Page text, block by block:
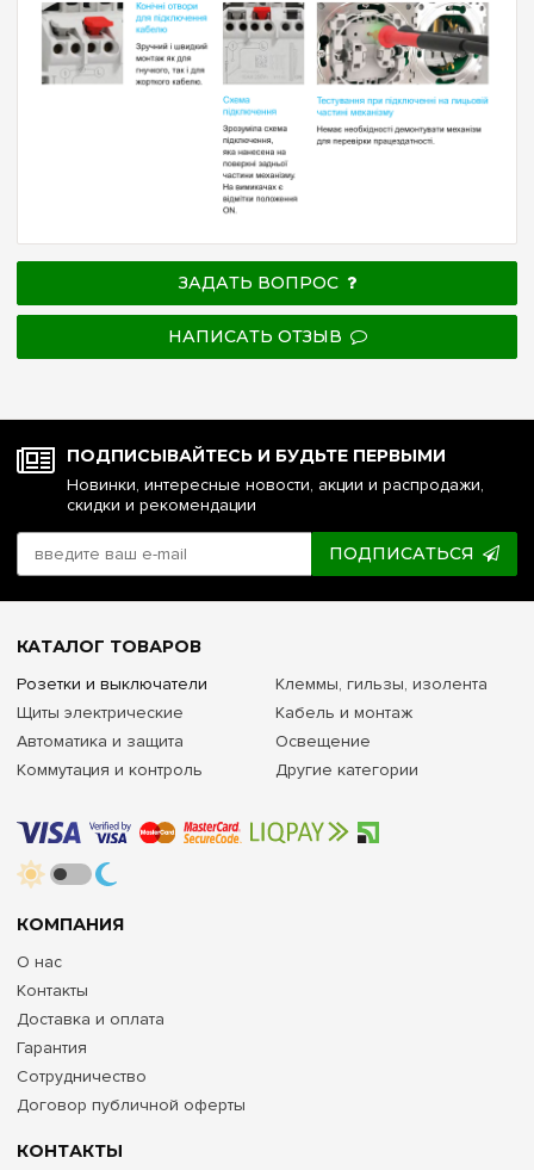
ЗАДАТЬ ВОПРОС
НАПИСАТЬ ОТЗЫВ
ПОДПИСЫВАЙТЕСЬ И БУДЬТЕ ПЕРВЫМИ
Новинки, интересные новости, акции и распродажи,
скидки и рекомендации
ПОДПИСАТЬСЯ
КОНТАКТЫ
КОМПАНИЯ
О нас
Контакты
Доставка и оплата
Гарантия
Сотрудничество
Договор публичной оферты
КАТАЛОГ ТОВАРОВ
Розетки и выключатели
Щиты электрические
Автоматика и защита
Коммутация и контроль
Клеммы, гильзы, изолента
Кабель и монтаж
Освещение
Другие категории